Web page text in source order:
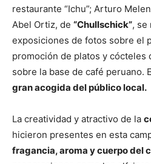
restaurante “Ichu”; Arturo
Abel Ortiz, de “Chullschick”, se
exposiciones de fotos sobre el
promoción de platos y cócteles
sobre la base de café peruano.
gran acogida del público local.
La creatividad y atractivo de la
hicieron presentes en esta
fragancia, aroma y cuerpo del